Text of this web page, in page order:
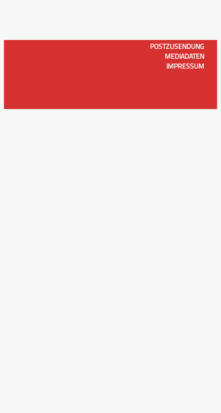
POSTZUSENDUNG
MEDIADATEN
IMPRESSUM